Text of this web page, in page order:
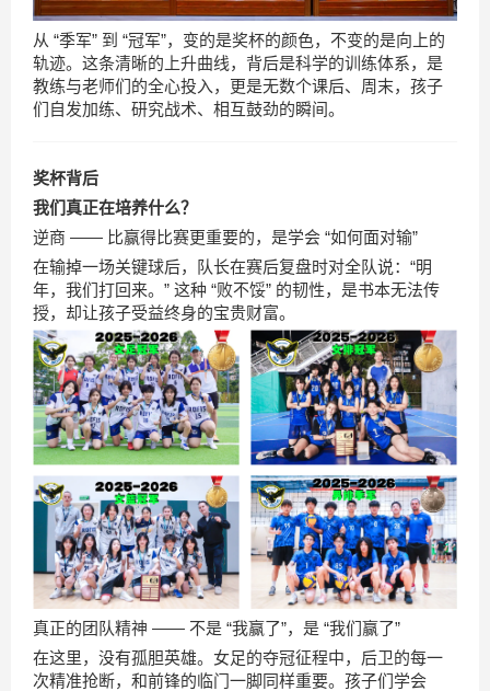
从 “季军” 到 “冠军”，变的是奖杯的颜色，不变的是向上的
轨迹。这条清晰的上升曲线，背后是科学的训练体系，是
教练与老师们的全心投入，更是无数个课后、周末，孩子
们自发加练、研究战术、相互鼓劲的瞬间。
奖杯背后
我们真正在培养什么？
逆商 —— 比赢得比赛更重要的，是学会 “如何面对输”
在输掉一场关键球后，队长在赛后复盘时对全队说：“明
年，我们打回来。” 这种 “败不馁” 的韧性，是书本无法传
授，却让孩子受益终身的宝贵财富。
真正的团队精神 —— 不是 “我赢了”，是 “我们赢了”
在这里，没有孤胆英雄。女足的夺冠征程中，后卫的每一
次精准抢断，和前锋的临门一脚同样重要。孩子们学会